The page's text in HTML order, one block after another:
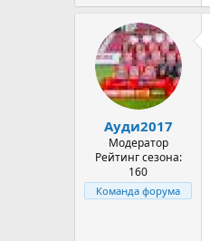
Ауди2017
Модератор
Рейтинг сезона:
160
Команда форума